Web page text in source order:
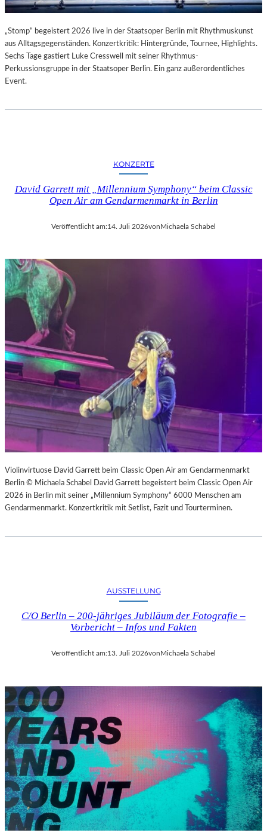
„Stomp“ begeistert 2026 live in der Staatsoper Berlin mit Rhythmuskunst
aus Alltagsgegenständen. Konzertkritik: Hintergründe, Tournee, Highlights.
Sechs Tage gastiert Luke Cresswell mit seiner Rhythmus-
Perkussionsgruppe in der Staatsoper Berlin. Ein ganz außerordentliches
Event.
KONZERTE
David Garrett mit „Millennium Symphony“ beim Classic
Open Air am Gendarmenmarkt in Berlin
Veröffentlicht am:14. Juli 2026vonMichaela Schabel
Violinvirtuose David Garrett beim Classic Open Air am Gendarmenmarkt
Berlin © Michaela Schabel David Garrett begeistert beim Classic Open Air
2026 in Berlin mit seiner „Millennium Symphony“ 6000 Menschen am
Gendarmenmarkt. Konzertkritik mit Setlist, Fazit und Tourterminen.
AUSSTELLUNG
C/O Berlin – 200-jähriges Jubiläum der Fotografie –
Vorbericht – Infos und Fakten
Veröffentlicht am:13. Juli 2026von Michaela Schabel